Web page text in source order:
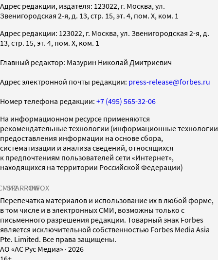
Адрес редакции, издателя: 123022, г. Москва, ул.
Звенигородская 2-я, д. 13, стр. 15, эт. 4, пом. X, ком. 1
Адрес редакции: 123022, г. Москва, ул. Звенигородская 2-я, д.
13, стр. 15, эт. 4, пом. X, ком. 1
Главный редактор: Мазурин Николай Дмитриевич
Адрес электронной почты редакции: press-release@forbes.ru
Номер телефона редакции: +7 (495) 565-32-06
На информационном ресурсе применяются
рекомендательные технологии (информационные технологии
предоставления информации на основе сбора,
систематизации и анализа сведений, относящихся
к предпочтениям пользователей сети «Интернет»,
находящихся на территории Российской Федерации)
SPARROWINFOX
Перепечатка материалов и использование их в любой форме,
в том числе и в электронных СМИ, возможны только с
письменного разрешения редакции. Товарный знак Forbes
является исключительной собственностью Forbes Media Asia
Pte. Limited. Все права защищены.
AO «АС Рус Медиа» · 2026